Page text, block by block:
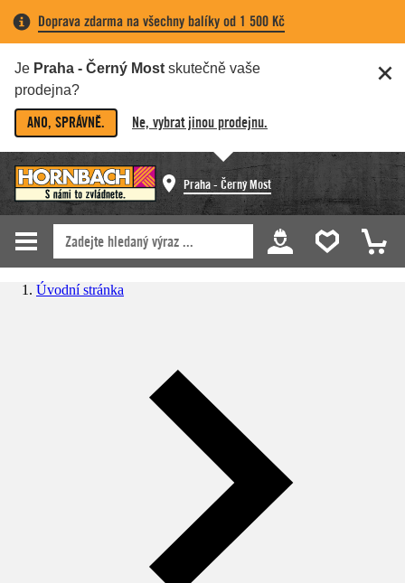
Doprava zdarma na všechny balíky od 1 500 Kč
Je Praha - Černý Most skutečně vaše
prodejna?
ANO, SPRÁVNĚ. Ne, vybrat jinou prodejnu.
Praha - Černý Most
Úvodní stránka